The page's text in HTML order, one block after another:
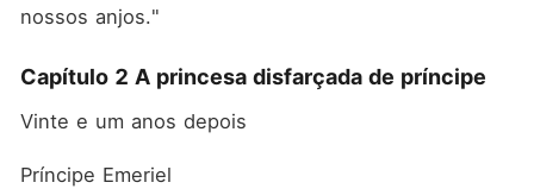
nossos anjos."
Capítulo 2 A princesa disfarçada de príncipe
Vinte e um anos depois
Príncipe Emeriel